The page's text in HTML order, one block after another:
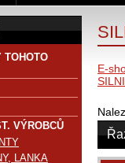
E-
TOHOTO
VÝROBCŮ
LANKA